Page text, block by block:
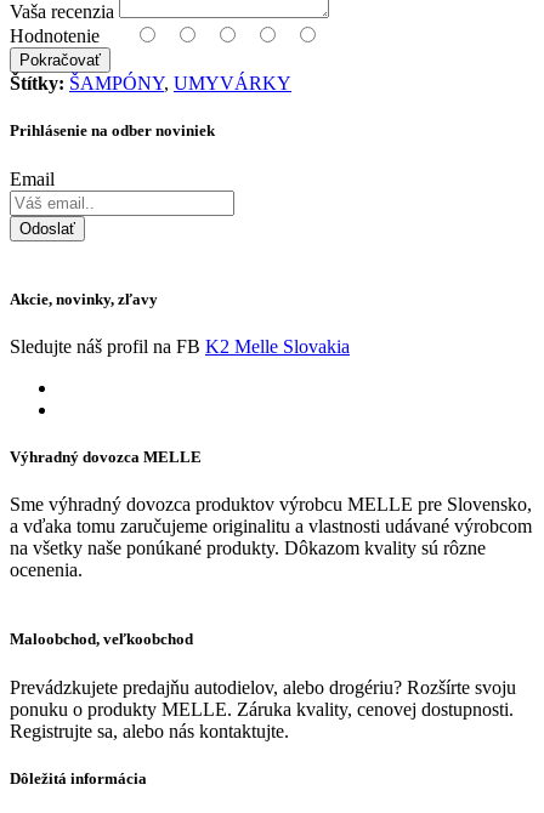
Vaša recenzia
Hodnotenie
Pokračovať
Štítky: ŠAMPÓNY, UMYVÁRKY
Prihlásenie na odber noviniek
Email
Odoslať
Akcie, novinky, zľavy
Sledujte náš profil na FB K2 Melle Slovakia
Výhradný dovozca MELLE
Sme výhradný dovozca produktov výrobcu MELLE pre Slovensko,
a vďaka tomu zaručujeme originalitu a vlastnosti udávané výrobcom
na všetky naše ponúkané produkty. Dôkazom kvality sú rôzne
ocenenia.
Maloobchod, veľkoobchod
Prevádzkujete predajňu autodielov, alebo drogériu? Rozšírte svoju
ponuku o produkty MELLE. Záruka kvality, cenovej dostupnosti.
Registrujte sa, alebo nás kontaktujte.
Dôležitá informácia